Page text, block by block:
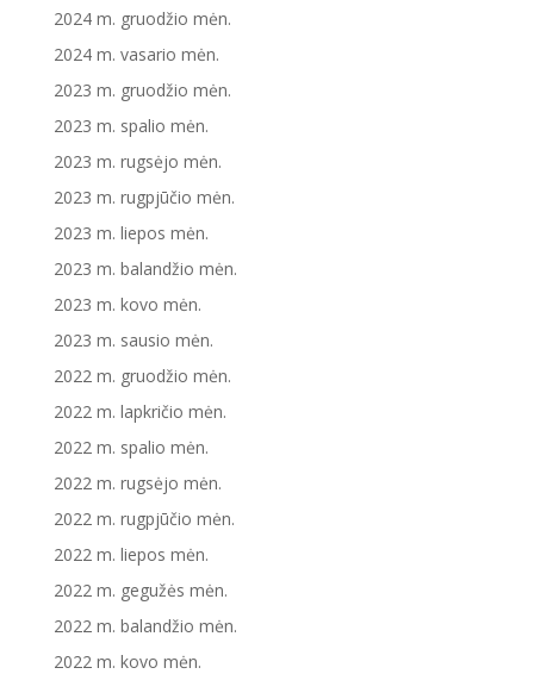
2024 m. gruodžio mėn.
2024 m. vasario mėn.
2023 m. gruodžio mėn.
2023 m. spalio mėn.
2023 m. rugsėjo mėn.
2023 m. rugpjūčio mėn.
2023 m. liepos mėn.
2023 m. balandžio mėn.
2023 m. kovo mėn.
2023 m. sausio mėn.
2022 m. gruodžio mėn.
2022 m. lapkričio mėn.
2022 m. spalio mėn.
2022 m. rugsėjo mėn.
2022 m. rugpjūčio mėn.
2022 m. liepos mėn.
2022 m. gegužės mėn.
2022 m. balandžio mėn.
2022 m. kovo mėn.